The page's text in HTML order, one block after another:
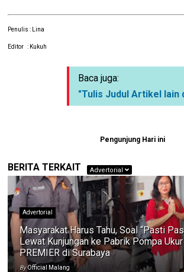
Penulis : Lina
Editor : Kukuh
Baca juga:
"Tulis Judul Artikel lain
Pengunjung Hari ini
BERITA TERKAIT Advertorial
Advertorial
Masyarakat Harus Tahu, Soal “Pasti
Lewat Kunjungan ke Pabrik Pompa
PREMIER di Surabaya
ByOfficial Malang